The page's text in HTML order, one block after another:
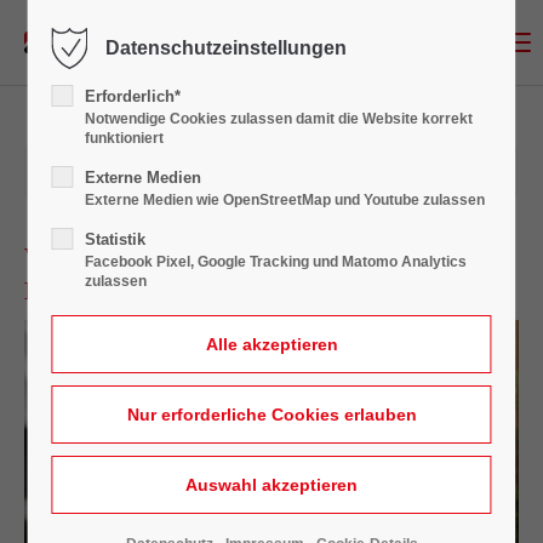
Login
Benutzername
Passwort
Anmelden
|Lost your password?
09.12.2019 13:18
Wir reinigen Verschmutze Dächer und
Dachrinnen!
Datenschutzeinstellungen
Erforderlich*
Notwendige Cookies zulassen damit die Website korrekt
funktioniert
Externe Medien
Externe Medien wie OpenStreetMap und Youtube zulassen
Statistik
Facebook Pixel, Google Tracking und Matomo Analytics
zulassen